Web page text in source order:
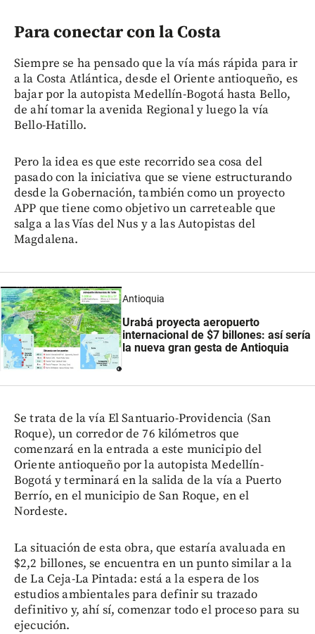
Para conectar con la Costa
Siempre se ha pensado que la vía más rápida para ir
a la Costa Atlántica, desde el Oriente antioqueño, es
bajar por la autopista Medellín-Bogotá hasta Bello,
de ahí tomar la avenida Regional y luego la vía
Bello-Hatillo.
Pero la idea es que este recorrido sea cosa del
pasado con la iniciativa que se viene estructurando
desde la Gobernación, también como un proyecto
APP que tiene como objetivo un carreteable que
salga a las Vías del Nus y a las Autopistas del
Magdalena.
Antioquia
Urabá proyecta aeropuerto
internacional de $7 billones: así sería
la nueva gran gesta de Antioquia
Se trata de la vía El Santuario-Providencia (San
Roque), un corredor de 76 kilómetros que
comenzará en la entrada a este municipio del
Oriente antioqueño por la autopista Medellín-
Bogotá y terminará en la salida de la vía a Puerto
Berrío, en el municipio de San Roque, en el
Nordeste.
La situación de esta obra, que estaría avaluada en
$2,2 billones, se encuentra en un punto similar a la
de La Ceja-La Pintada: está a la espera de los
estudios ambientales para definir su trazado
definitivo y, ahí sí, comenzar todo el proceso para su
ejecución.